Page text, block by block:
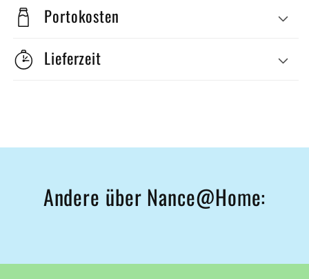
Portokosten
Lieferzeit
Andere über Nance@Home: